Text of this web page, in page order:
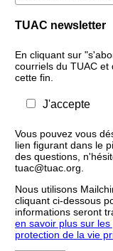
TUAC newsletter
En cliquant sur
courriels du TUAC et
cette fin.
J'accepte
Vous pouvez vous
lien figurant dans le
des questions,
tuac@tuac.org.
Nous utilisons
cliquant ci-dessous
informations seront
en savoir plus sur
protection de la vie